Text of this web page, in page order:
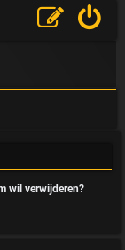
wil verwijderen?